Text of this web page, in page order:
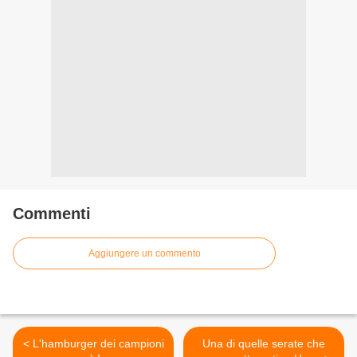
Commenti
Aggiungere un commento
< L'hamburger dei campioni
Una di quelle serate che